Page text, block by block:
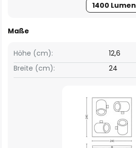
1400 Lumen
Maße
Breite (cm): 24
Höhe (cm): 12,6